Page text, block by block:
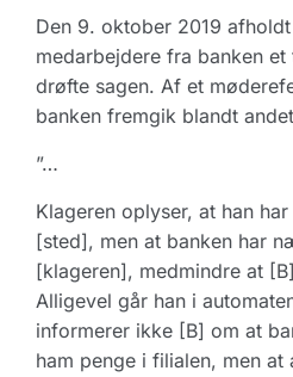
Den 9. oktober 2019
medarbejdere fra banken
drøfte sagen. Af et
banken fremgik blandt
”…
Klageren oplyser, at han
[sted], men at banken har
[klageren], medmindre at
Alligevel går han i
informerer ikke [B] om at
ham penge i filialen, men at